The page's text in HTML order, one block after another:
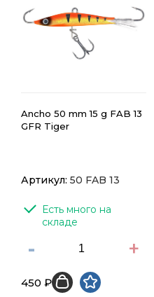
Ancho 50 mm 15 g FAB 13
GFR Tiger
Артикул: 50 FAB 13
Есть много на
складе
- +
450 ₽